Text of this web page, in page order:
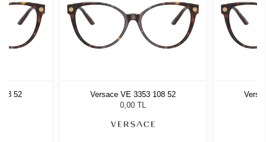
52
Versace VE 3353 108 52
0,00 TL